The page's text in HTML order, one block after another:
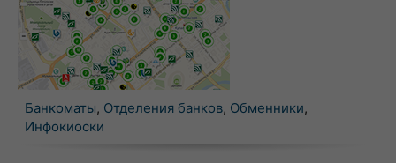
Банкоматы, Отделения банков, Обменники,
Инфокиоски